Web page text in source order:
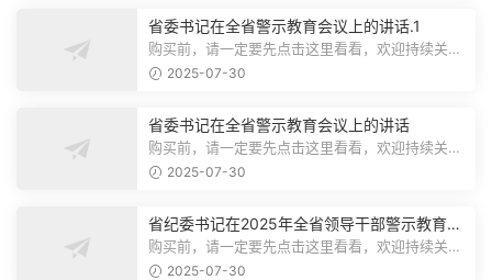
省委书记在全省警示教育会议上的讲话.1
购买前，请一定要先点击这里看看，欢迎持续关
注，精彩模板每天推送预览结束，本文...
2025-07-30
省委书记在全省警示教育会议上的讲话
购买前，请一定要先点击这里看看，欢迎持续关
注，精彩模板每天推送预览结束，本文...
2025-07-30
省纪委书记在2025年全省领导干部警示教育会
上的讲话.1
购买前，请一定要先点击这里看看，欢迎持续关
注，精彩模板每天推送预览结束，本文...
2025-07-30